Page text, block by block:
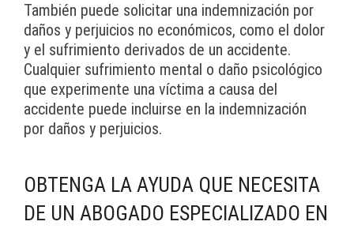
También puede solicitar una indemnización por
daños y perjuicios no económicos, como el dolor
y el sufrimiento derivados de un accidente.
Cualquier sufrimiento mental o daño psicológico
que experimente una víctima a causa del
accidente puede incluirse en la indemnización
por daños y perjuicios.
OBTENGA LA AYUDA QUE NECESITA
DE UN ABOGADO ESPECIALIZADO EN